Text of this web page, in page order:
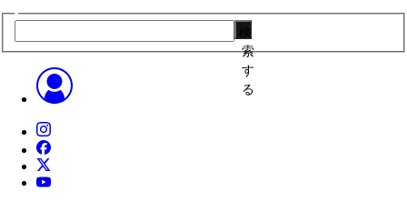
索
す
る